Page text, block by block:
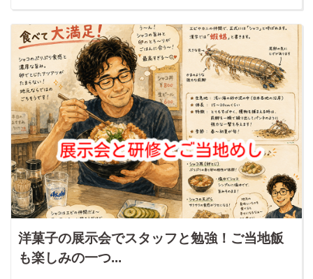
洋菓子の展示会でスタッフと勉強！ご当地飯
も楽しみの一つ...